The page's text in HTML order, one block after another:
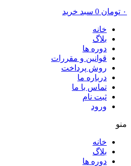
۰ تومان 0 سبد خرید
خانه
بلاگ
دوره ها
قوانین و مقررات
روش پرداخت
درباره ما
تماس با ما
ثبت نام
ورود
منو
خانه
بلاگ
دوره ها